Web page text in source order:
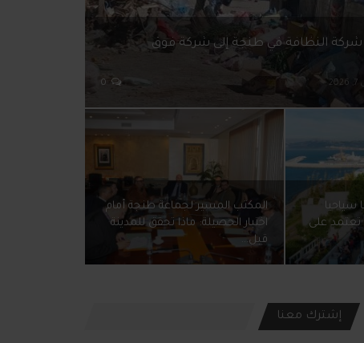
النظافة في طنجة إلى شركة فوق
تعتمد على
المكتب المسير لجماعة طنجة أمام
اختبار الحصيلة: ماذا تحقق للمدينة
قبل…
إشترك معنا